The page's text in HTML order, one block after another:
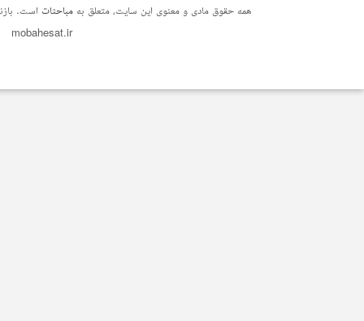
همه حقوق مادی و معنوی این سایت، متعلق بهمباحثات است.
mobahesat.ir